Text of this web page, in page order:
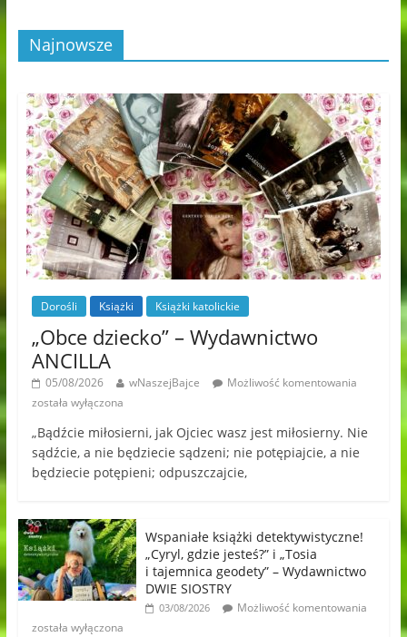
Najnowsze
Dorośli Książki Książki katolickie
„Obce dziecko” – Wydawnictwo
ANCILLA
05/08/2026 wNaszejBajce
Możliwość komentowania
została wyłączona
„Bądźcie miłosierni, jak Ojciec wasz jest miłosierny. Nie
sądźcie, a nie będziecie sądzeni; nie potępiajcie, a nie
będziecie potępieni; odpuszczajcie,
Wspaniałe książki detektywistyczne!
„Cyryl, gdzie jesteś?” i „Tosia
i tajemnica geodety” – Wydawnictwo
DWIE SIOSTRY
03/08/2026
Możliwość komentowania
została wyłączona